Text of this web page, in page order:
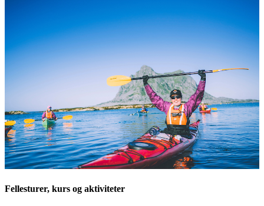
Fellesturer, kurs og aktiviteter